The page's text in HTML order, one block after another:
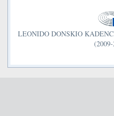
LEONIDO DONSKIO